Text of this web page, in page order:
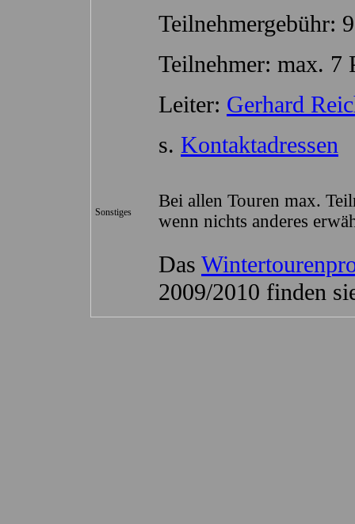
Teilnehmergebühr:
Teilnehmer: max. 7
Leiter: Gerhard
s. Kontaktadressen
Sonstiges
Bei allen Touren max.
wenn nichts anderes
Das
2009/2010 finden